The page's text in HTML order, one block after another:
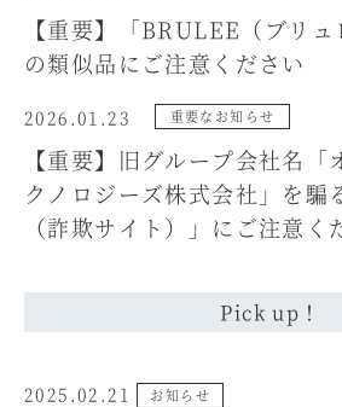
【重要】「BRULEE（ブリ
の類似品にご注意ください
2026.01.23 重要なお知らせ
【重要】旧グループ会社名「
クノロジーズ株式会社」を騙
（詐欺サイト）」にご注意く
Pick up！
2025.02.21 お知らせ